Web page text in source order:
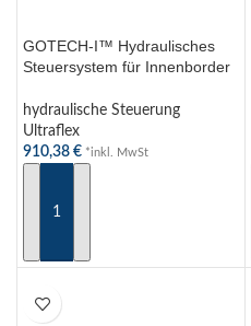
GOTECH-I™ Hydraulisches
Steuersystem für Innenborder
Pumpe & Zylinder
hydraulische Steuerung
Ultraflex
910,38 € *inkl. MwSt